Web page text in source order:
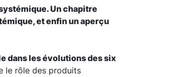
Un chapitre
et enfin un aperçu
dans les évolutions des six
le rôle des produits